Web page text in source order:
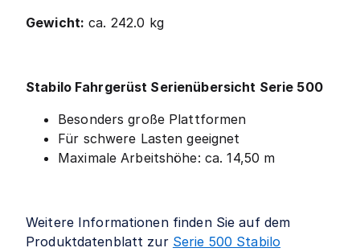
Gewicht: ca. 242.0 kg
Stabilo Fahrgerüst Serienübersicht Serie 500
Besonders große Plattformen
Für schwere Lasten geeignet
Maximale Arbeitshöhe: ca. 14,50 m
Weitere Informationen finden Sie auf dem
Produktdatenblatt zur Serie 500 Stabilo